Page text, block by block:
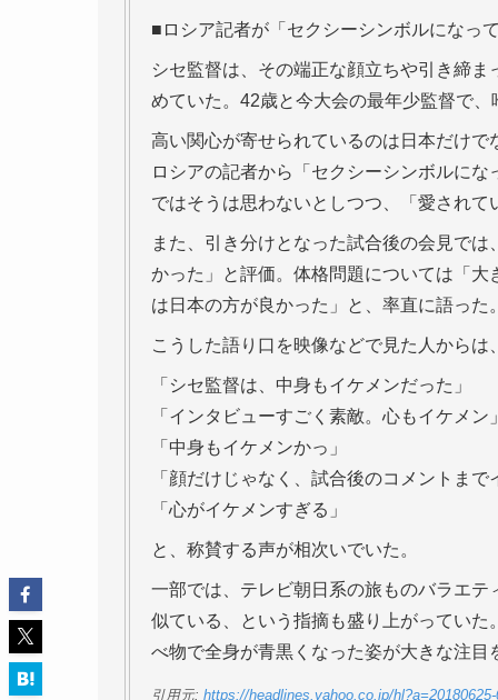
■ロシア記者が「セクシーシンボルになっ
シセ監督は、その端正な顔立ちや引き締
めていた。42歳と今大会の最年少監督で
高い関心が寄せられているのは日本だけ
ロシアの記者から「セクシーシンボルに
ではそうは思わないとしつつ、「愛され
また、引き分けとなった試合後の会見で
かった」と評価。体格問題については「
は日本の方が良かった」と、率直に語った
こうした語り口を映像などで見た人から
「シセ監督は、中身もイケメンだった」
「インタビューすごく素敵。心もイケメン
「中身もイケメンかっ」
「顔だけじゃなく、試合後のコメントまで
「心がイケメンすぎる」
と、称賛する声が相次いでいた。
一部では、テレビ朝日系の旅ものバラエ
似ている、という指摘も盛り上がってい
べ物で全身が青黒くなった姿が大きな注目
引用元: https://headlines.yahoo.co.jp/